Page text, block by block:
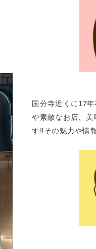
国分寺近くに17
や素敵なお店、美
す‼その魅力や情